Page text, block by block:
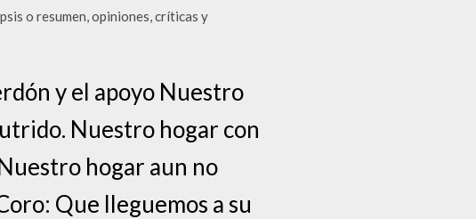
o resumen, opiniones, críticas y
y el apoyo Nuestro
Nuestro hogar con
hogar aun no
Que lleguemos a su